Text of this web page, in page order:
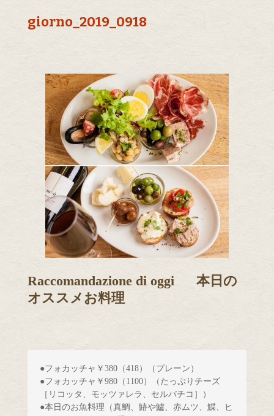
giorno_2019_0918
Raccomandazione di oggi 本日の
オススメお料理
●フォカッチャ￥380（418）（プレーン）
●フォカッチャ￥980（1100）（たっぷりチーズ
［リコッタ、モッツァレラ、セルバチコ］）
●本日のお魚料理（真鯛、鰆や鱸、赤ムツ、鰈、ヒ